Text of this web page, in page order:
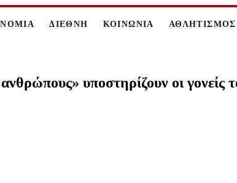
ΔΙΕΘΝΗ ΚΟΙΝΩΝΙΑ ΑΘΛΗΤΙΣΜΟΣ
υποστηρίζουν οι γονείς